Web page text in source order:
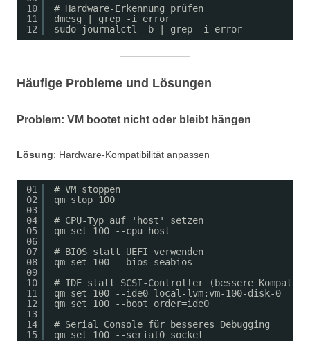
10
11
12
# Hardware-Erkennung prüfen
dmesg | grep -i error
sudo journalctl -b | grep -i error
Häufige Probleme und Lösungen
Problem: VM bootet nicht oder bleibt hängen
Lösung: Hardware-Kompatibilität anpassen
01
02
03
04
05
06
07
08
09
10
11
12
13
14
15
# VM stoppen
qm stop 100
# CPU-Typ auf 'host' setzen
qm set 100 --cpu host
# BIOS statt UEFI verwenden
qm set 100 --bios seabios
# IDE statt SCSI-Controller (bessere
qm set 100 --ide0 local-lvm:vm-100-disk-0
qm set 100 --boot order=ide0
# Serial Console für besseres Debugging
qm set 100 --serial0 socket